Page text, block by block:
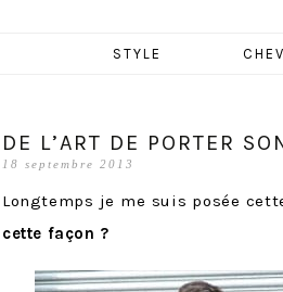
STYLE
DE L’ART DE PORTER
18 septembre 2013
Longtemps je me suis posée
cette façon ?